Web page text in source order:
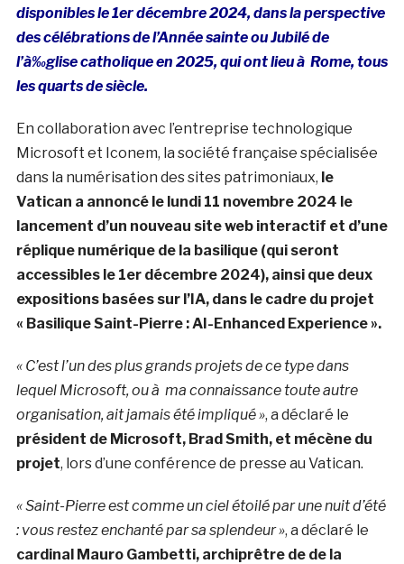
disponibles le 1er décembre 2024, dans la perspective
des célébrations de l’Année sainte ou Jubilé de
l’à‰glise catholique en 2025, qui ont lieu à Rome, tous
les quarts de siècle.
En collaboration avec l’entreprise technologique
Microsoft et Iconem, la société française spécialisée
dans la numérisation des sites patrimoniaux, le
Vatican a annoncé le lundi 11 novembre 2024 le
lancement d’un nouveau site web interactif et d’une
réplique numérique de la basilique (qui seront
accessibles le 1er décembre 2024), ainsi que deux
expositions basées sur l’IA, dans le cadre du projet
« Basilique Saint-Pierre : AI-Enhanced Experience ».
« C’est l’un des plus grands projets de ce type dans
lequel Microsoft, ou à ma connaissance toute autre
organisation, ait jamais été impliqué », a déclaré le
président de Microsoft, Brad Smith, et mécène du
projet, lors d’une conférence de presse au Vatican.
« Saint-Pierre est comme un ciel étoilé par une nuit d’été
: vous restez enchanté par sa splendeur », a déclaré le
cardinal Mauro Gambetti, archiprêtre de de la